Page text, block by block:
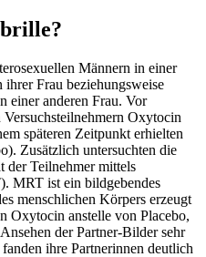
Männern in einer
Frau beziehungsweise
einer anderen Frau. Vor
Oxytocin
späteren Zeitpunkt erhielten
Zusätzlich untersuchten die
der Teilnehmer mittels
MRT ist ein bildgebendes
menschlichen Körpers erzeugt
Oxytocin anstelle von Placebo,
der Partner-Bilder sehr
ihre Partnerinnen deutlich